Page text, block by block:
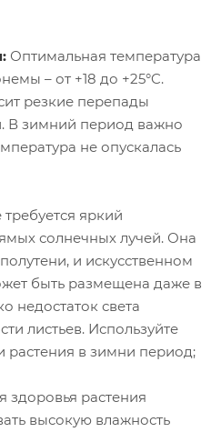
Оптимальная температура
– от +18 до +25°C.
резкие перепады
В зимний период важно
не опускалась
яркий
солнечных лучей. Она
и искусственном
быть размещена даже в
недостаток света
листьев. Используйте
растения в зимни период;
здоровья растения
высокую влажность